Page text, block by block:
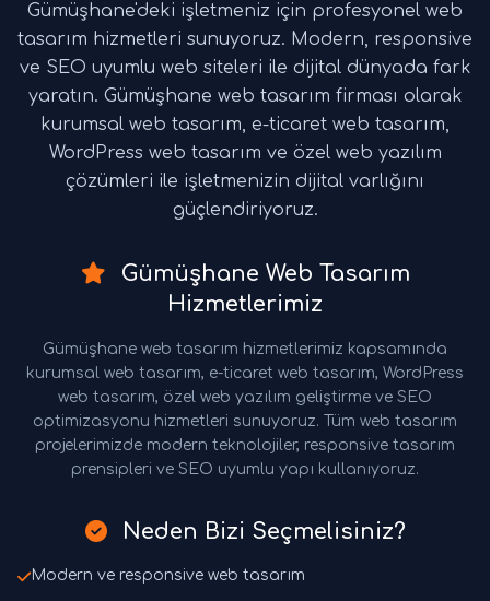
Gümüşhane'deki işletmeniz için profesyonel web
tasarım hizmetleri sunuyoruz. Modern, responsive
ve SEO uyumlu web siteleri ile dijital dünyada fark
yaratın. Gümüşhane web tasarım firması olarak
kurumsal web tasarım, e-ticaret web tasarım,
WordPress web tasarım ve özel web yazılım
çözümleri ile işletmenizin dijital varlığını
güçlendiriyoruz.
Gümüşhane Web Tasarım
Hizmetlerimiz
Gümüşhane web tasarım hizmetlerimiz kapsamında
kurumsal web tasarım, e-ticaret web tasarım, WordPress
web tasarım, özel web yazılım geliştirme ve SEO
optimizasyonu hizmetleri sunuyoruz. Tüm web tasarım
projelerimizde modern teknolojiler, responsive tasarım
prensipleri ve SEO uyumlu yapı kullanıyoruz.
Neden Bizi Seçmelisiniz?
Modern ve responsive web tasarım